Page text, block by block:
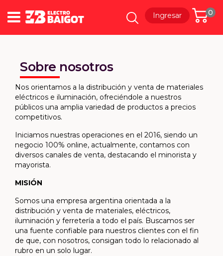
0
Ingresar
Sobre nosotros
Nos orientamos a la distribución y venta de materiales
eléctricos e iluminación, ofreciéndole a nuestros
públicos una amplia variedad de productos a precios
competitivos.
Iniciamos nuestras operaciones en el 2016, siendo un
negocio 100% online, actualmente, contamos con
diversos canales de venta, destacando el minorista y
mayorista.
MISIÓN
Somos una empresa argentina orientada a la
distribución y venta de materiales, eléctricos,
iluminación y ferretería a todo el país. Buscamos ser
una fuente confiable para nuestros clientes con el fin
de que, con nosotros, consigan todo lo relacionado al
rubro en un solo lugar.